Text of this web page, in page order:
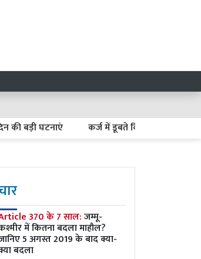
घटनाएं कर्ज में डूबते किसान कैसे बनें
370 के 7 साल:जम्मू-
में कितना बदला माहौल?
5 अगस्त 2019 के बाद क्या-
बदला